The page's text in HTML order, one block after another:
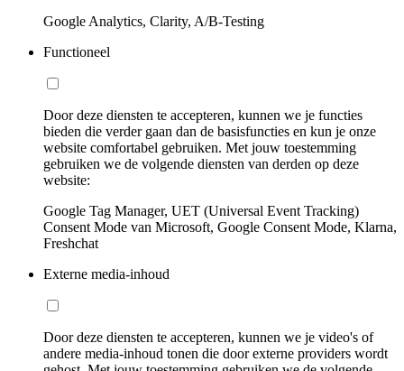
Google Analytics, Clarity, A/B-Testing
Functioneel
Door deze diensten te accepteren, kunnen we je functies
bieden die verder gaan dan de basisfuncties en kun je onze
website comfortabel gebruiken. Met jouw toestemming
gebruiken we de volgende diensten van derden op deze
website:
Google Tag Manager, UET (Universal Event Tracking)
Consent Mode van Microsoft, Google Consent Mode, Klarna,
Freshchat
Externe media-inhoud
Door deze diensten te accepteren, kunnen we je video's of
andere media-inhoud tonen die door externe providers wordt